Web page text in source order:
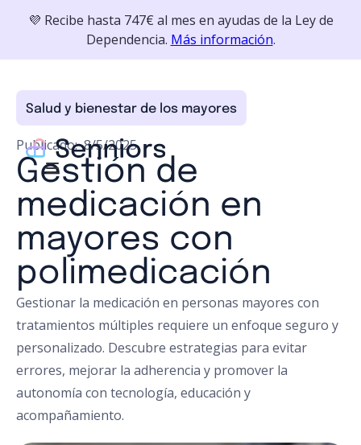
💜 Recibe hasta 747€ al mes en ayudas de la Ley de
Dependencia. Más información.
Salud y bienestar de los mayores
Publicado:8/5/2025
Gestión de
medicación en
mayores con
polimedicación
Gestionar la medicación en personas mayores con
tratamientos múltiples requiere un enfoque seguro y
personalizado. Descubre estrategias para evitar
errores, mejorar la adherencia y promover la
autonomía con tecnología, educación y
acompañamiento.